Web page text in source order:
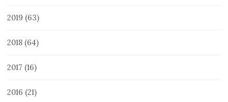
2019 (63)
2018 (64)
2017 (16)
2016 (21)